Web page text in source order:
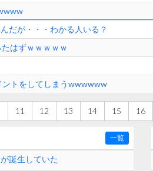
だが・・・わかる人いる？
はずｗｗｗｗｗ
ントをしてしまうwwwwww
11 12 13 14 15 16
一覧
誕生していた